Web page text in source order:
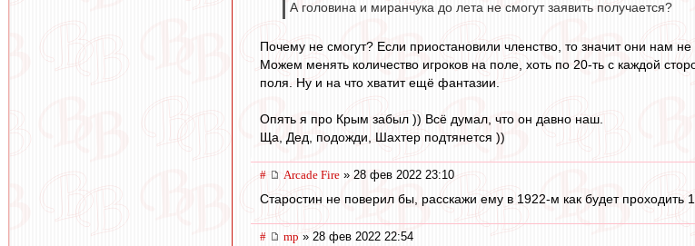
А головина и миранчука до лета не смогут заявить получается?
Почему не смогут? Если приостановили членство, то значит они нам не
Можем менять количество игроков на поле, хоть по 20-ть с каждой
поля. Ну и на что хватит ещё фантазии.
Опять я про Крым забыл )) Всё думал, что он давно наш.
Ща, Дед, подожди, Шахтер подтянется ))
# Arcade Fire » 28 фев 2022 23:10
Старостин не поверил бы, расскажи ему в 1922-м как будет проходить
# mp » 28 фев 2022 22:54